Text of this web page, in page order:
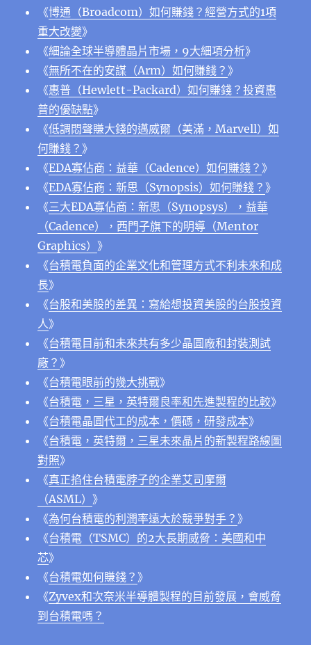
《博通（Broadcom）如何賺錢？經營方式的1項
重大改變》
《細論全球半導體晶片市場，9大細項分析》
《無所不在的安謀（Arm）如何賺錢？》
《惠普（Hewlett-Packard）如何賺錢？投資惠
普的優缺點》
《低調悶聲賺大錢的邁威爾（美滿，Marvell）如
何賺錢？》
《EDA寡佔商：益華（Cadence）如何賺錢？》
《EDA寡佔商：新思（Synopsis）如何賺錢？》
《三大EDA寡佔商：新思（Synopsys），益華
（Cadence），⻄⾨⼦旗下的明導（Mentor
Graphics）》
《台積電負面的企業文化和管理方式不利未來和成
長》
《台股和美股的差異：寫給想投資美股的台股投資
人》
《台積電目前和未來共有多少晶圓廠和封裝測試
廠？》
《台積電眼前的幾大挑戰》
《台積電，三星，英特爾良率和先進製程的比較》
《台積電晶圓代工的成本，價碼，研發成本》
《台積電，英特爾，三星未來晶片的新製程路線圖
對照》
《真正掐住台積電脖子的企業艾司摩爾
（ASML）》
《為何台積電的利潤率遠大於競爭對手？》
《台積電（TSMC）的2大長期威脅：美國和中
芯》
《台積電如何賺錢？》
《Zyvex和次奈米半導體製程的目前發展，會威脅
到台積電嗎？